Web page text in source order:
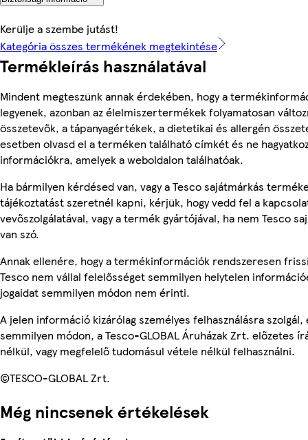
Kerülje a szembe jutást!
Kategória összes termékének megtekintése
Termékleírás használatával
Mindent megteszünk annak érdekében, hogy a
legyenek, azonban az élelmiszertermékek folyamatosan
összetevők, a tápanyagértékek, a dietetikai és allergén
esetben olvasd el a terméken található címkét és ne
információkra, amelyek a weboldalon találhatóak.
Ha bármilyen kérdésed van, vagy a Tesco sajátmárkás
tájékoztatást szeretnél kapni, kérjük, hogy vedd fel a
vevőszolgálatával, vagy a termék gyártójával, ha nem Tesco
van szó.
Annak ellenére, hogy a termékinformációk rendszeresen
Tesco nem vállal felelősséget semmilyen helytelen
jogaidat semmilyen módon nem érinti.
A jelen információ kizárólag személyes felhasználásra
semmilyen módon, a Tesco-GLOBAL Áruházak Zrt. előzetes
nélkül, vagy megfelelő tudomásul vétele nélkül felhasználni.
©TESCO-GLOBAL Zrt.
Még nincsenek értékelések